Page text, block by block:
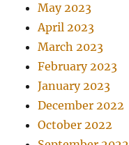
May 2023
April 2023
March 2023
February 2023
January 2023
December 2022
October 2022